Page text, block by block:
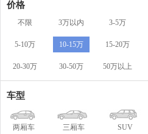
价格
不限 3万以内 3-5万
5-10万 10-15万 15-20万
20-30万 30-50万 50万以上
车型
两厢车 三厢车 SUV